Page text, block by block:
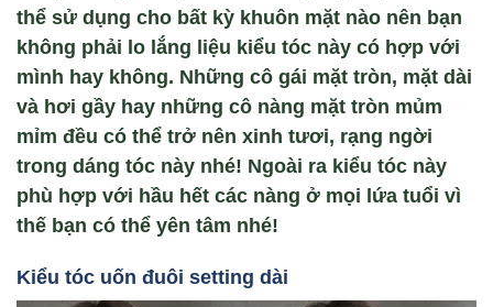
thể sử dụng cho bất kỳ khuôn mặt nào nên bạn
không phải lo lắng liệu kiểu tóc này có hợp với
mình hay không. Những cô gái mặt tròn, mặt dài
và hơi gầy hay những cô nàng mặt tròn mủm
mỉm đều có thể trở nên xinh tươi, rạng ngời
trong dáng tóc này nhé! Ngoài ra kiểu tóc này
phù hợp với hầu hết các nàng ở mọi lứa tuổi vì
thế bạn có thể yên tâm nhé!
Kiểu tóc uốn đuôi setting dài